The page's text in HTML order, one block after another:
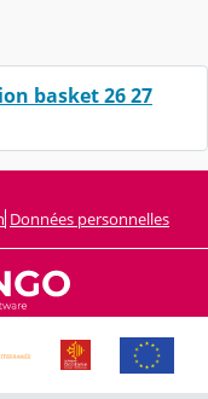
basket 26 27
Données personnelles